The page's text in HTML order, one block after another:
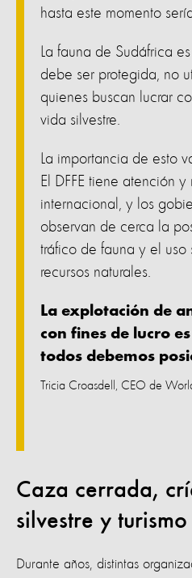
hasta este momento
La fauna de Sudáfrica
debe ser protegida, no
quienes buscan lucrar
vida silvestre.
La importancia de esto
El DFFE tiene atención
internacional, y los
observan de cerca la
tráfico de fauna y el uso
recursos naturales.
La explotación de
con fines de lucro
todos debemos
Tricia Croasdell, CEO de
Caza cerrada,
silvestre y turismo
Durante años, distintas